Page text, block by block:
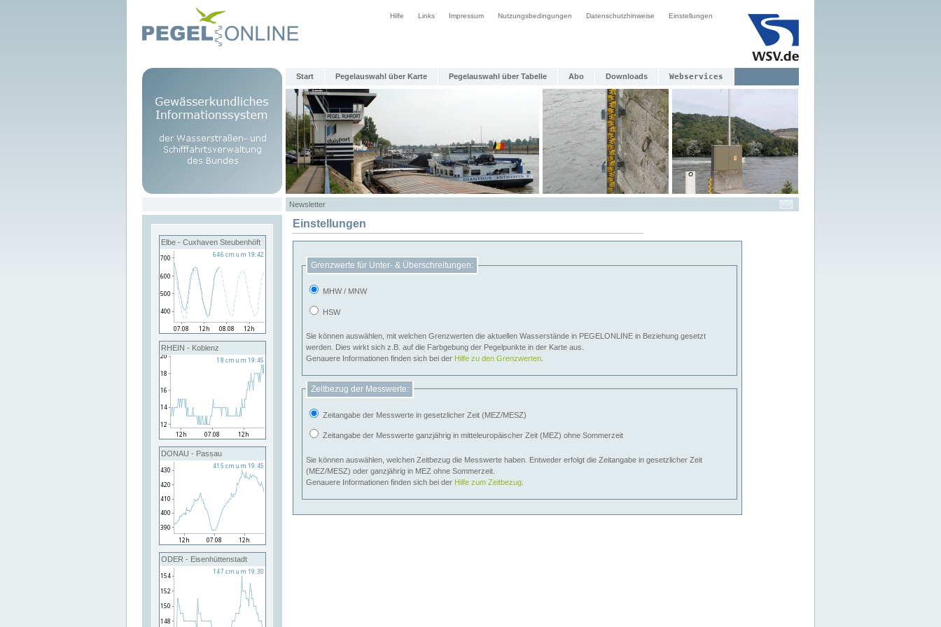
Hilfe Links Impressum Nutzungsbedingungen Datenschutzhinweise Einstellungen
Start Pegelauswahl über Karte Pegelauswahl über Tabelle Abo Downloads Webservices
Newsletter
Elbe - Cuxhaven Steubenhöft
RHEIN - Koblenz
DONAU - Passau
ODER - Eisenhüttenstadt
Einstellungen
Grenzwerte für Unter- & Überschreitungen:
MHW / MNW
HSW
Sie können auswählen, mit welchen Grenzwerten die aktuellen Wasserstände in PEGELONLINE in Beziehung gesetzt
werden. Dies wirkt sich z.B. auf die Farbgebung der Pegelpunkte in der Karte aus.
Genauere Informationen finden sich bei der Hilfe zu den Grenzwerten
Zeitbezug der Messwerte:
Zeitangabe der Messwerte in gesetzlicher Zeit (MEZ/MESZ)
Zeitangabe der Messwerte ganzjährig in mitteleuropäischer Zeit (MEZ) ohne Sommerzeit
Sie können auswählen, welchen Zeitbezug die Messwerte haben. Entweder erfolgt die Zeitangabe in gesetzlicher Zeit
(MEZ/MESZ) oder ganzjährig in MEZ ohne Sommerzeit.
Genauere Informationen finden sich bei der Hilfe zum Zeitbezug